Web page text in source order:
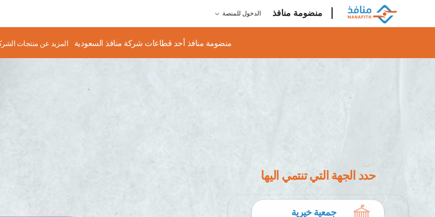
منضومة منافذ الدخول للمنصة
منضومة منافذ أحد قطاعات شركة منافذ السعودية المزيد عن منتجات
حدد الجهة التي تنتمي اليها
جمعية خيرية